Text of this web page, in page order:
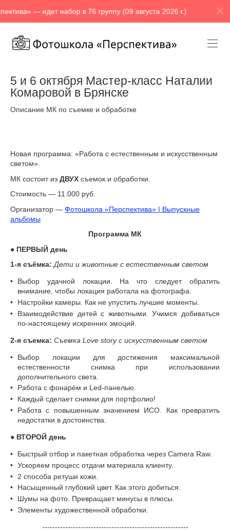
— идет набор в 76 группу (09 августа 2026 г.)
5 и 6 октября Мастер-класс Наталии
Комаровой в Брянске
Описание МК по съемке и обработке
Новая программа: «Работа с естественным и искусственным
светом».
МК состоит из ДВУХ съемок и обработки.
Стоимость — 11.000 руб.
Организатор — Фотошкола «Перспектива» | Выпускные
альбомы
Программа МК
● ПЕРВЫЙ день
1-я съёмка: Дети и животные с естественным светом
Выбор удачной локации. На что следует обратить
внимание, чтобы локация работала на фотографа.
Настройки камеры. Как не упустить лучшие моменты.
Взаимодействие детей с животными. Учимся добиваться
по-настоящему искренних эмоций.
2-я съемка: Съемка Love story с искусственным светом
Выбор локации для достижения максимальной
естественности снимка при использовании
дополнительного света.
Работа с фонарём и Led-панелью.
Каждый сделает снимки для портфолио!
Работа с повышенным значением ИСО. Как превратить
недостатки в достоинства.
● ВТОРОЙ день
Быстрый отбор и пакетная обработка через Camera Raw.
Ускоряем процесс отдачи материала клиенту.
2 способа ретуши кожи.
Насыщенный глубокий цвет. Как этого добиться.
Шумы на фото. Превращает минусы в плюсы.
Элементы художественной обработки.
---------------------------------------------------------